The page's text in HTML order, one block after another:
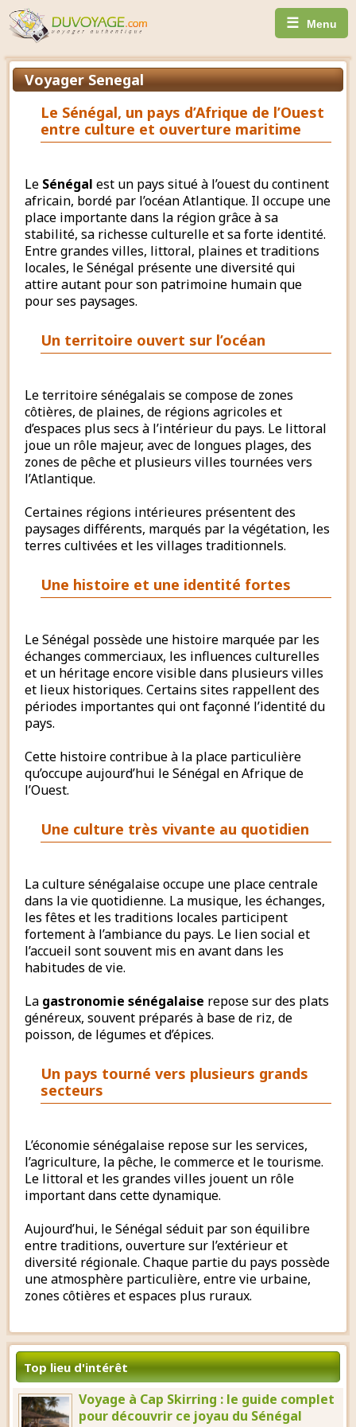
☰ Menu
Voyager Senegal
Le Sénégal, un pays d’Afrique de l’Ouest
entre culture et ouverture maritime
Le Sénégal est un pays situé à l’ouest du continent
africain, bordé par l’océan Atlantique. Il occupe une
place importante dans la région grâce à sa
stabilité, sa richesse culturelle et sa forte identité.
Entre grandes villes, littoral, plaines et traditions
locales, le Sénégal présente une diversité qui
attire autant pour son patrimoine humain que
pour ses paysages.
Un territoire ouvert sur l’océan
Le territoire sénégalais se compose de zones
côtières, de plaines, de régions agricoles et
d’espaces plus secs à l’intérieur du pays. Le littoral
joue un rôle majeur, avec de longues plages, des
zones de pêche et plusieurs villes tournées vers
l’Atlantique.
Certaines régions intérieures présentent des
paysages différents, marqués par la végétation, les
terres cultivées et les villages traditionnels.
Une histoire et une identité fortes
Le Sénégal possède une histoire marquée par les
échanges commerciaux, les influences culturelles
et un héritage encore visible dans plusieurs villes
et lieux historiques. Certains sites rappellent des
périodes importantes qui ont façonné l’identité du
pays.
Cette histoire contribue à la place particulière
qu’occupe aujourd’hui le Sénégal en Afrique de
l’Ouest.
Une culture très vivante au quotidien
La culture sénégalaise occupe une place centrale
dans la vie quotidienne. La musique, les échanges,
les fêtes et les traditions locales participent
fortement à l’ambiance du pays. Le lien social et
l’accueil sont souvent mis en avant dans les
habitudes de vie.
La gastronomie sénégalaise repose sur des plats
généreux, souvent préparés à base de riz, de
poisson, de légumes et d’épices.
Un pays tourné vers plusieurs grands
secteurs
L’économie sénégalaise repose sur les services,
l’agriculture, la pêche, le commerce et le tourisme.
Le littoral et les grandes villes jouent un rôle
important dans cette dynamique.
Aujourd’hui, le Sénégal séduit par son équilibre
entre traditions, ouverture sur l’extérieur et
diversité régionale. Chaque partie du pays possède
une atmosphère particulière, entre vie urbaine,
zones côtières et espaces plus ruraux.
Top lieu d'intérêt
Voyage à Cap Skirring : le guide complet
pour découvrir ce joyau du Sénégal